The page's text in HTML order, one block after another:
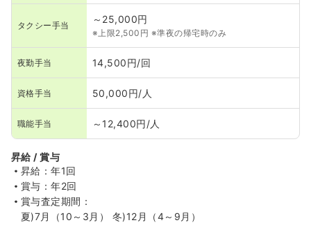
タクシー手当
～25,000円
※上限2,500円 ※準夜の帰宅時のみ
夜勤手当 14,500円/回
資格手当 50,000円/人
職能手当 ～12,400円/人
昇給 / 賞与
昇給：年1回
賞与：年2回
賞与査定期間：
夏)7月（10～3月） 冬)12月（4～9月）